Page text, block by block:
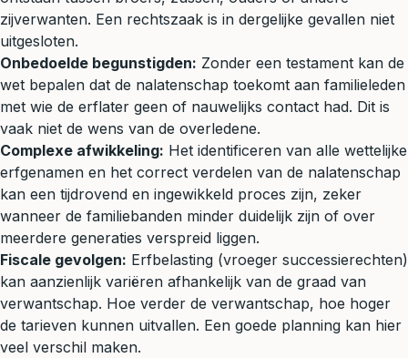
zijverwanten. Een rechtszaak is in dergelijke gevallen niet
uitgesloten.
Onbedoelde begunstigden: Zonder een testament kan de
wet bepalen dat de nalatenschap toekomt aan familieleden
met wie de erflater geen of nauwelijks contact had. Dit is
vaak niet de wens van de overledene.
Complexe afwikkeling: Het identificeren van alle wettelijke
erfgenamen en het correct verdelen van de nalatenschap
kan een tijdrovend en ingewikkeld proces zijn, zeker
wanneer de familiebanden minder duidelijk zijn of over
meerdere generaties verspreid liggen.
Fiscale gevolgen: Erfbelasting (vroeger successierechten)
kan aanzienlijk variëren afhankelijk van de graad van
verwantschap. Hoe verder de verwantschap, hoe hoger
de tarieven kunnen uitvallen. Een goede planning kan hier
veel verschil maken.